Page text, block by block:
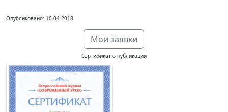
Опубликовано: 10.04.2018
Мои заявки
Сертификат о публикации